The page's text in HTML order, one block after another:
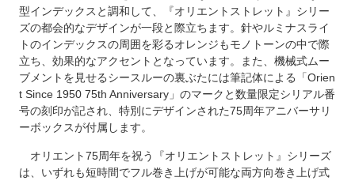
型インデックスと調和して、『オリエントストレット』シリー
ズの都会的なデザインが一段と際立ちます。針やルミナスライ
トのインデックスの周囲を彩るオレンジもモノトーンの中で際
立ち、効果的なアクセントとなっています。また、機械式ムー
ブメントを見せるシースルーの裏ぶたには筆記体による「Orien
t Since 1950 75th Anniversary」のマークと数量限定シリアル番
号の刻印が記され、特別にデザインされた75周年アニバーサリ
ーボックスが付属します。
オリエント75周年を祝う『オリエントストレット』シリーズ
は、いずれも短時間でフル巻き上げが可能な両方向巻き上げ式